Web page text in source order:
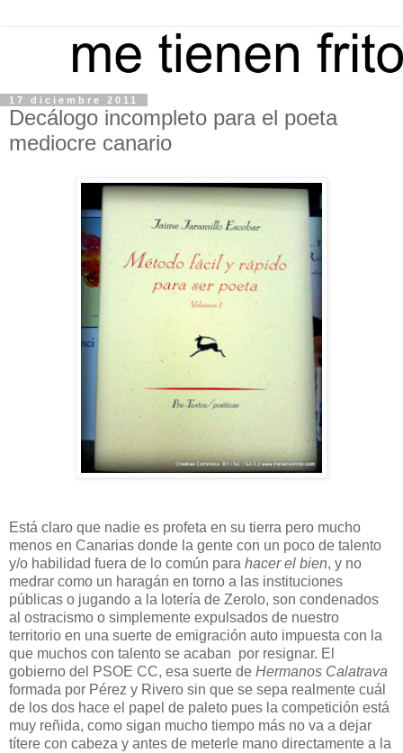
17 diciembre 2011
Decálogo incompleto para el poeta
mediocre canario
Está claro que nadie es profeta en su tierra pero mucho
menos en Canarias donde la gente con un poco de talento
y/o habilidad fuera de lo común para hacer el bien, y no
medrar como un haragán en torno a las instituciones
públicas o jugando a la lotería de Zerolo, son condenados
al ostracismo o simplemente expulsados de nuestro
territorio en una suerte de emigración auto impuesta con la
que muchos con talento se acaban por resignar. El
gobierno del PSOE CC, esa suerte de Hermanos Calatrava
formada por Pérez y Rivero sin que se sepa realmente cuál
de los dos hace el papel de paleto pues la competición está
muy reñida, como sigan mucho tiempo más no va a dejar
títere con cabeza y antes de meterle mano directamente a la